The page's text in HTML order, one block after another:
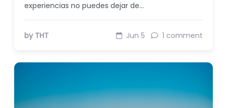
experiencias no puedes dejar de…
by THT Jun 5 1 comment